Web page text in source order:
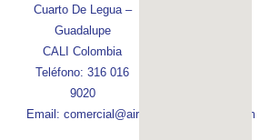
Cuarto De Legua –
Guadalupe
CALI Colombia
Teléfono: 316 016
9020
Email: comercial@aireconfortcolombia.com